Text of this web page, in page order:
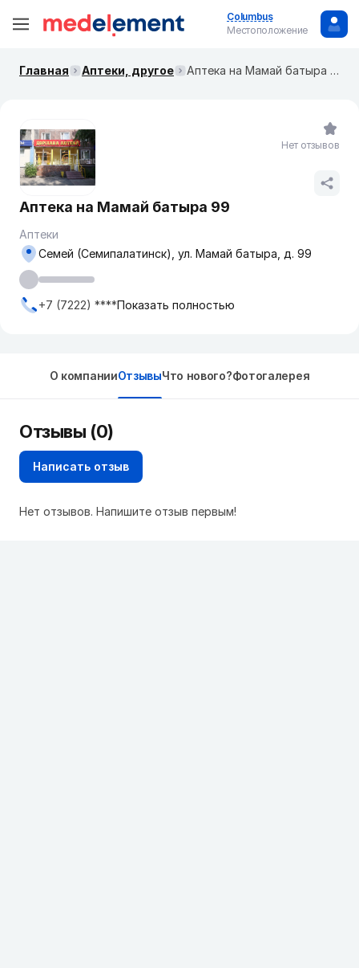
Columbus
Местоположение
Главная Аптеки, другое Аптека на Мамай батыра 99
Аптека на Мамай батыра 99
Аптеки
Семей (Семипалатинск), ул. Мамай батыра, д. 99
+7 (7222) ****Показать полностью
Нет отзывов
О компанииОтзывыЧто нового?Фотогалерея
Отзывы (0)
Написать отзыв
Нет отзывов. Напишите отзыв первым!